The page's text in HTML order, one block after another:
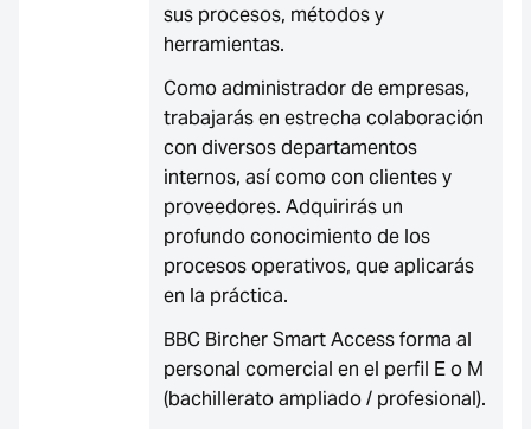
sus procesos, métodos y
herramientas.
Como administrador de empresas,
trabajarás en estrecha colaboración
con diversos departamentos
internos, así como con clientes y
proveedores. Adquirirás un
profundo conocimiento de los
procesos operativos, que aplicarás
en la práctica.
BBC Bircher Smart Access forma al
personal comercial en el perfil E o M
(bachillerato ampliado / profesional).